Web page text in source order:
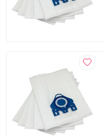
Ürün Kodu: kcm95654405